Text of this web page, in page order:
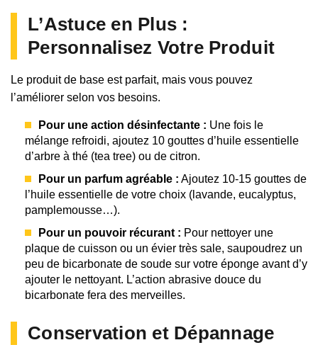
L’Astuce en Plus :
Personnalisez Votre Produit
Le produit de base est parfait, mais vous pouvez
l’améliorer selon vos besoins.
Pour une action désinfectante : Une fois le
mélange refroidi, ajoutez 10 gouttes d’huile essentielle
d’arbre à thé (tea tree) ou de citron.
Pour un parfum agréable : Ajoutez 10-15 gouttes de
l’huile essentielle de votre choix (lavande, eucalyptus,
pamplemousse…).
Pour un pouvoir récurant : Pour nettoyer une
plaque de cuisson ou un évier très sale, saupoudrez un
peu de bicarbonate de soude sur votre éponge avant d’y
ajouter le nettoyant. L’action abrasive douce du
bicarbonate fera des merveilles.
Conservation et Dépannage